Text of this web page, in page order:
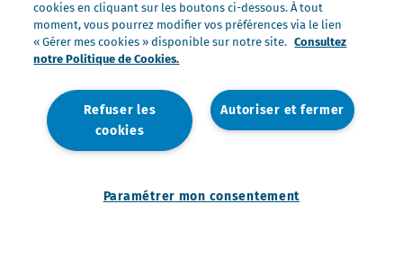
Société Professionnel
Salakis Professionnel
Nous rejoindre
Rejoindre le Groupe Lactalis
Les métiers du Foodservice
Nos offres
cookies en cliquant sur les boutons ci-dessous. À tout
moment, vous pourrez modifier vos préférences via le lien
« Gérer mes cookies » disponible sur notre site. Consultez
notre Politique de Cookies.
Autoriser et fermer
Refuser les
cookies
Paramétrer mon consentement